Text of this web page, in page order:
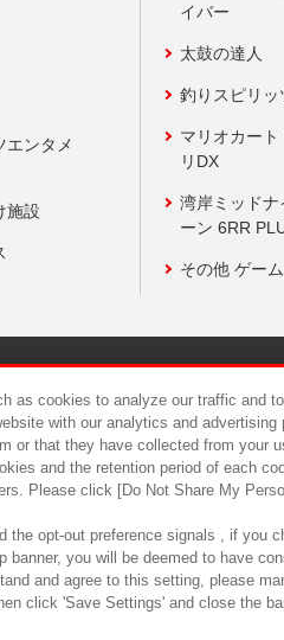
エンタメ
施設
イバー
太鼓の達人
釣りスピリッ
マリオカー
リDX
湾岸ミッドナ
ーン 6RR
その他 ゲー
食品のご提供につい
as cookies to analyze our traffic and
with our analytics and
or that they have collected from your
and the retention period of each
Please click [Do Not Share My
the opt-out preference signals , if you
banner, you will be deemed to have
and agree to this setting, please
click 'Save Settings' and close the